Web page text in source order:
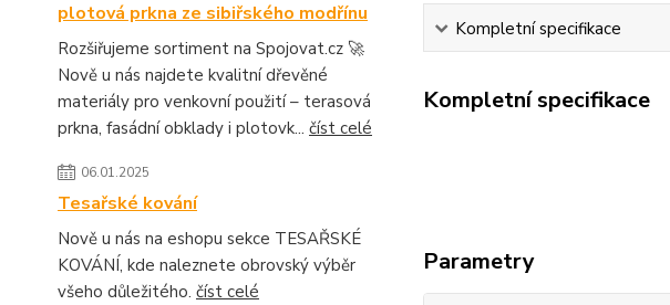
plotová prkna ze sibiřského modřínu
Rozšiřujeme sortiment na Spojovat.cz 🚀
Nově u nás najdete kvalitní dřevěné
materiály pro venkovní použití – terasová
prkna, fasádní obklady i plotovk... číst celé
06.01.2025
Tesařské kování
Nově u nás na eshopu sekce TESAŘSKÉ
KOVÁNÍ, kde naleznete obrovský výběr
všeho důležitého. číst celé
Kompletní specifikace
Kompletní specifikace
Parametry